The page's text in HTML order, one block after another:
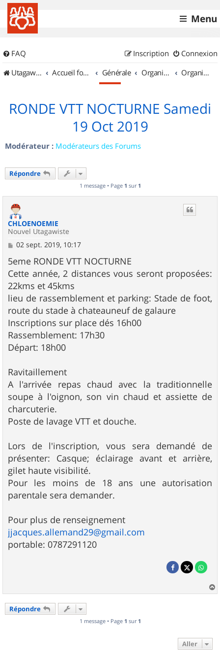
Menu
FAQ Connexion
Inscription
UtagawaVTT (Randos VTT et VTTAE avec traces GPS)
Accueil forum Générale Organisation de sorties & Recherche de partenaires Organisation de sorties en région Rhône Alpes
RONDE VTT NOCTURNE Samedi
19 Oct 2019
Modérateur : Modérateurs des Forums
Répondre
1 message • Page 1 sur 1
CHLOENOEMIE
Nouvel Utagawiste
M
s
s
a
g
e
02 sept. 2019, 10:17
5eme RONDE VTT NOCTURNE
Cette année, 2 distances vous seront proposées:
22kms et 45kms
lieu de rassemblement et parking: Stade de foot,
route du stade à chateauneuf de galaure
Inscriptions sur place dés 16h00
Rassemblement: 17h30
Départ: 18h00
Ravitaillement
A l'arrivée repas chaud avec la traditionnelle
soupe à l'oignon, son vin chaud et assiette de
charcuterie.
Poste de lavage VTT et douche.
Lors de l'inscription, vous sera demandé de
présenter: Casque; éclairage avant et arrière,
gilet haute visibilité.
Pour les moins de 18 ans une autorisation
parentale sera demander.
Pour plus de renseignement
jjacques.allemand29@gmail.com
portable: 0787291120
a
Répondre
1 message • Page 1 sur 1
Aller